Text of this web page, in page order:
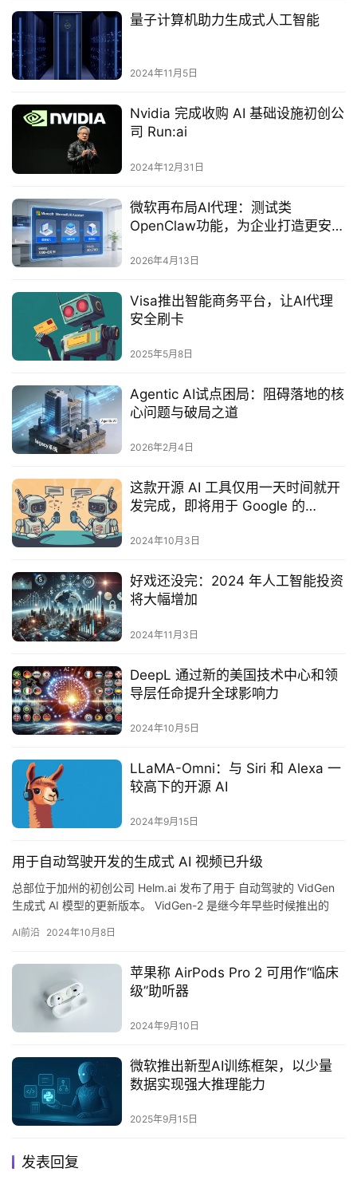
量子计算机助力生成式人工智能
2024年11月5日
Nvidia 完成收购 AI 基础设施初创公
司 Run:ai
2024年12月31日
微软再布局AI代理：测试类
OpenClaw功能，为企业打造更安全
2026年4月13日
Visa推出智能商务平台，让AI代理
安全刷卡‌
2025年5月8日
Agentic AI试点困局：阻碍落地的核
心问题与破局之道
2026年2月4日
这款开源 AI 工具仅用一天时间就开
发完成，即将用于 Google 的
2024年10月3日
好戏还没完：2024 年人工智能投资
将大幅增加
2024年11月3日
DeepL 通过新的美国技术中心和领
导层任命提升全球影响力
2024年10月5日
LLaMA-Omni：与 Siri 和 Alexa 一
较高下的开源 AI
2024年9月15日
用于自动驾驶开发的生成式 AI 视频已升级
总部位于加州的初创公司 Helm.ai 发布了用于 自动驾驶的 VidGen
生成式 AI 模型的更新版本。 VidGen-2 是继今年早些时候推出的
AI前沿 2024年10月8日
苹果称 AirPods Pro 2 可用作“临床
级”助听器
2024年9月10日
微软推出新型AI训练框架，以少量
数据实现强大推理能力‌
2025年9月15日
发表回复